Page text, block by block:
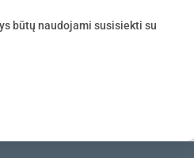
būtų naudojami susisiekti su